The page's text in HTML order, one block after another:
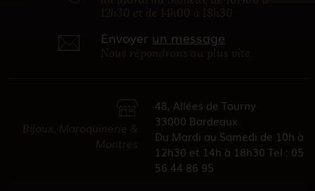
Envoyer un message
48, Allées de Tourny
33000 Bordeaux
Du Mardi au Samedi de 10h à
12h30 et 14h à 18h30 Tel : 05
56 44 86 95